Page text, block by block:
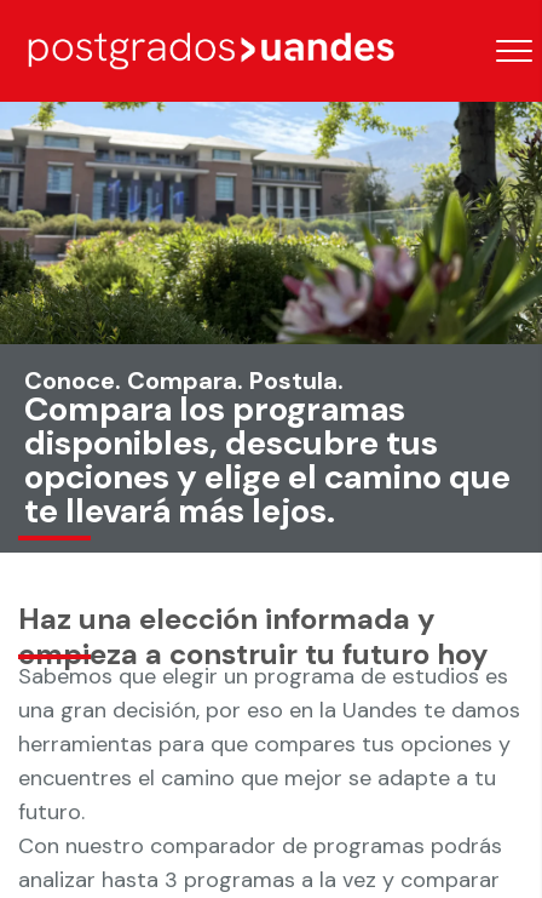
Conoce. Compara. Postula.
Compara los programas
disponibles, descubre tus
opciones y elige el camino que
te llevará más lejos.
Haz una elección informada y
empieza a construir tu futuro hoy
Sabemos que elegir un programa de estudios es
una gran decisión, por eso en la Uandes te damos
herramientas para que compares tus opciones y
encuentres el camino que mejor se adapte a tu
futuro.
Con nuestro comparador de programas podrás
analizar hasta 3 programas a la vez y comparar